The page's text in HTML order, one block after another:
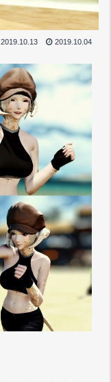
2019.10.13 2019.10.04